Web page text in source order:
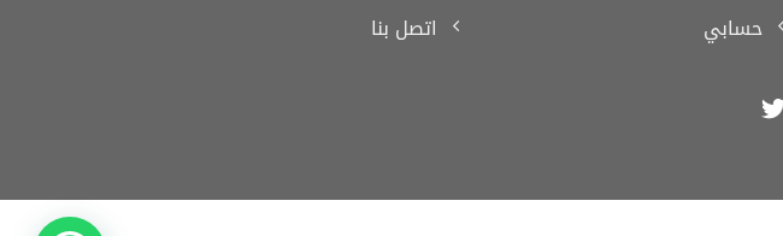
حسابي
اتصل بنا